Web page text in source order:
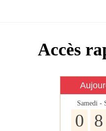
Accès
Samedi -
0 8